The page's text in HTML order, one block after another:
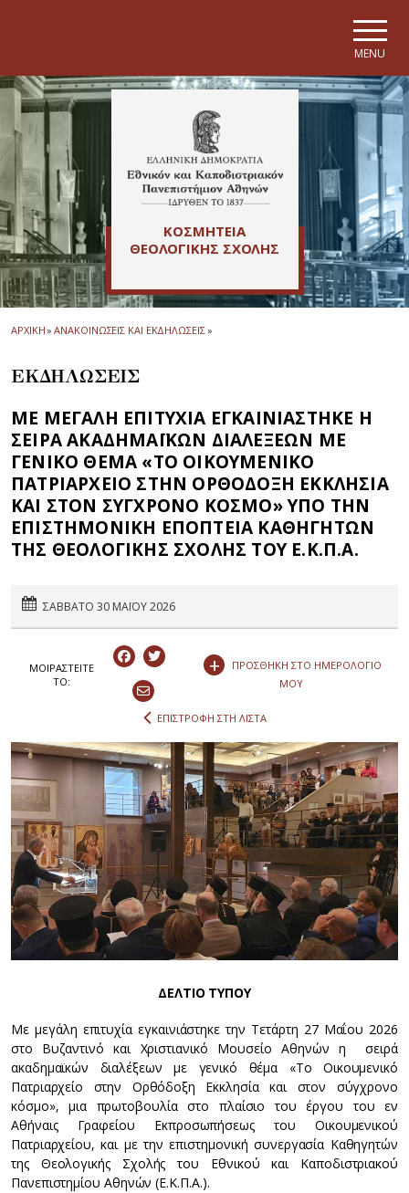
MENU
ΚΟΣΜΗΤΕΙΑ
ΘΕΟΛΟΓΙΚΗΣ ΣΧΟΛΗΣ
ΑΡΧΙΚΗ» ΑΝΑΚΟΙΝΩΣΕΙΣ ΚΑΙ ΕΚΔΗΛΩΣΕΙΣ»
ΕΚΔΗΛΩΣΕΙΣ
ΜΕ ΜΕΓΑΛΗ ΕΠΙΤΥΧΙΑ ΕΓΚΑΙΝΙΑΣΤΗΚΕ Η
ΣΕΙΡΑ ΑΚΑΔΗΜΑΪΚΩΝ ΔΙΑΛΕΞΕΩΝ ΜΕ
ΓΕΝΙΚΟ ΘΕΜΑ «ΤΟ ΟΙΚΟΥΜΕΝΙΚΟ
ΠΑΤΡΙΑΡΧΕΙΟ ΣΤΗΝ ΟΡΘΟΔΟΞΗ ΕΚΚΛΗΣΙΑ
ΚΑΙ ΣΤΟΝ ΣΥΓΧΡΟΝΟ ΚΟΣΜΟ» ΥΠΟ ΤΗΝ
ΕΠΙΣΤΗΜΟΝΙΚΗ ΕΠΟΠΤΕΙΑ ΚΑΘΗΓΗΤΩΝ
ΤΗΣ ΘΕΟΛΟΓΙΚΗΣ ΣΧΟΛΗΣ ΤΟΥ Ε.Κ.Π.Α.
ΣΑΒΒΑΤΟ 30 ΜΑΪΟΥ 2026
ΜΟΙΡΑΣΤEIΤΕ
ΤΟ:
+
ΠΡΟΣΘΗΚΗ ΣΤΟ ΗΜΕΡΟΛΟΓΙΟ
ΜΟΥ
ΕΠΙΣΤΡΟΦΗ ΣΤΗ ΛΙΣΤΑ
ΔΕΛΤΙΟ ΤΥΠΟΥ
Με μεγάλη επιτυχία εγκαινιάστηκε την Τετάρτη 27 Μαΐου 2026
στο Βυζαντινό και Χριστιανικό Μουσείο Αθηνών η σειρά
ακαδημαϊκών διαλέξεων με γενικό θέμα «Το Οικουμενικό
Πατριαρχείο στην Ορθόδοξη Εκκλησία και στον σύγχρονο
κόσμο», μια πρωτοβουλία στο πλαίσιο του έργου του εν
Αθήναις Γραφείου Εκπροσωπήσεως του Οικουμενικού
Πατριαρχείου, και με την επιστημονική συνεργασία Καθηγητών
της Θεολογικής Σχολής του Εθνικού και Καποδιστριακού
Πανεπιστημίου Αθηνών (Ε.Κ.Π.Α.).